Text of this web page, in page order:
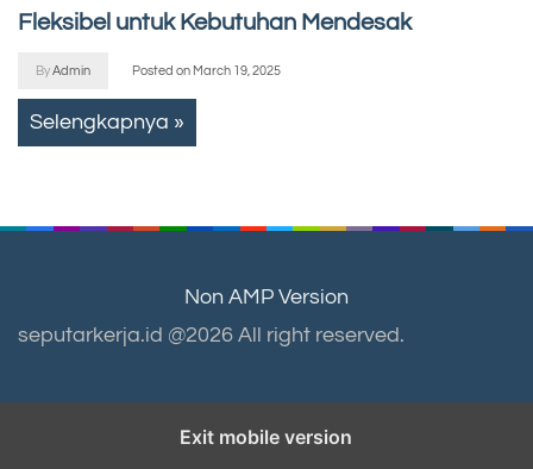
Fleksibel untuk Kebutuhan Mendesak
ByAdmin Posted on March 19, 2025
Selengkapnya »
Non AMP Version
seputarkerja.id @2026 All right reserved.
Exit mobile version